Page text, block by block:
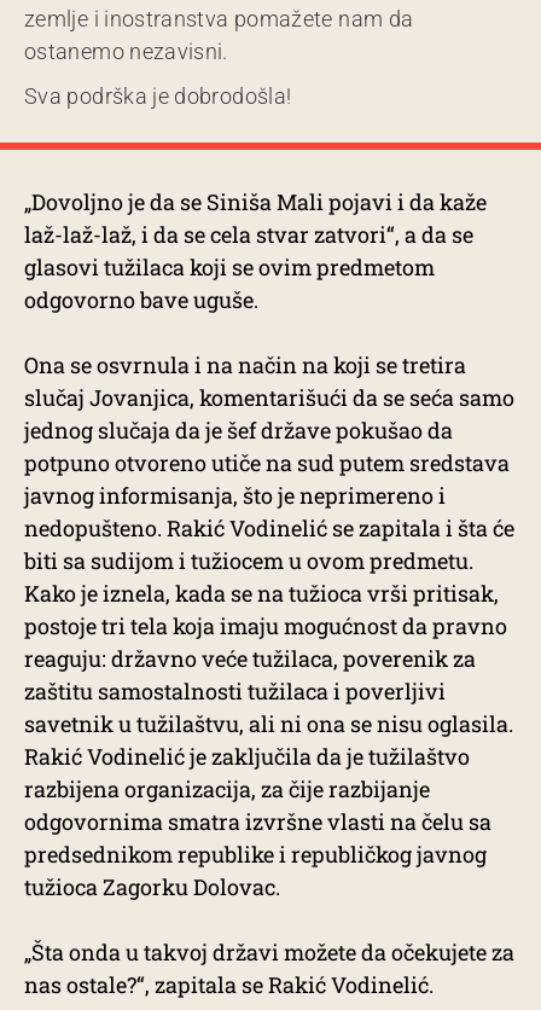
zemlje i inostranstva pomažete nam da
ostanemo nezavisni.
Sva podrška je dobrodošla!
„Dovoljno je da se Siniša Mali pojavi i da kaže
laž-laž-laž, i da se cela stvar zatvori“, a da se
glasovi tužilaca koji se ovim predmetom
odgovorno bave uguše.
Ona se osvrnula i na način na koji se tretira
slučaj Jovanjica, komentarišući da se seća samo
jednog slučaja da je šef države pokušao da
potpuno otvoreno utiče na sud putem sredstava
javnog informisanja, što je neprimereno i
nedopušteno. Rakić Vodinelić se zapitala i šta će
biti sa sudijom i tužiocem u ovom predmetu.
Kako je iznela, kada se na tužioca vrši pritisak,
postoje tri tela koja imaju mogućnost da pravno
reaguju: državno veće tužilaca, poverenik za
zaštitu samostalnosti tužilaca i poverljivi
savetnik u tužilaštvu, ali ni ona se nisu oglasila.
Rakić Vodinelić je zaključila da je tužilaštvo
razbijena organizacija, za čije razbijanje
odgovornima smatra izvršne vlasti na čelu sa
predsednikom republike i republičkog javnog
tužioca Zagorku Dolovac.
„Šta onda u takvoj državi možete da očekujete za
nas ostale?“, zapitala se Rakić Vodinelić.